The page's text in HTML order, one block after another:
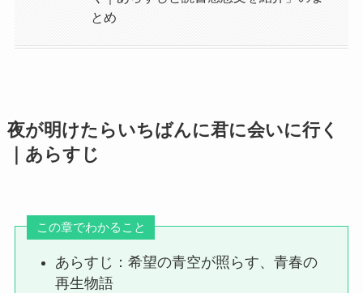
とめ
夜が明けたらいちばんに君に会いに行く
｜あらすじ
この章でわかること
あらすじ：希望の青空が照らす、青春の
再生物語